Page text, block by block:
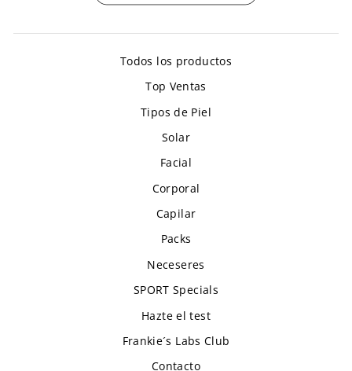
Todos los productos
Top Ventas
Tipos de Piel
Solar
Facial
Corporal
Capilar
Packs
Neceseres
SPORT Specials
Hazte el test
Frankie´s Labs Club
Contacto